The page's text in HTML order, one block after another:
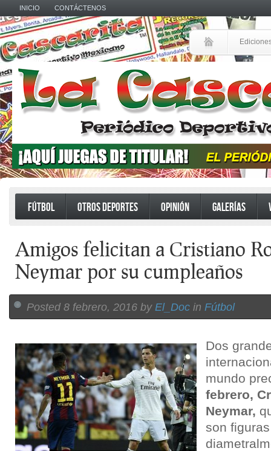
INICIO CONTÁCTENOS
FÚTBOL OTROS DEPORTES OPINIÓN GALERÍAS
Amigos felicitan a Cristiano
Neymar por su cumpleaños
Posted 8 febrero, 2016 by El_Doc in Fútbol
Dos
mundo
febrero,
Neymar,
son